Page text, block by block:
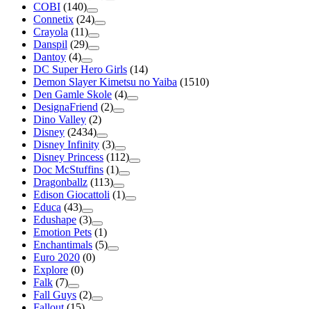
COBI (140)
Connetix (24)
Crayola (11)
Danspil (29)
Dantoy (4)
DC Super Hero Girls (14)
Demon Slayer Kimetsu no Yaiba (1510)
Den Gamle Skole (4)
DesignaFriend (2)
Dino Valley (2)
Disney (2434)
Disney Infinity (3)
Disney Princess (112)
Doc McStuffins (1)
Dragonballz (113)
Edison Giocattoli (1)
Educa (43)
Edushape (3)
Emotion Pets (1)
Enchantimals (5)
Euro 2020 (0)
Explore (0)
Falk (7)
Fall Guys (2)